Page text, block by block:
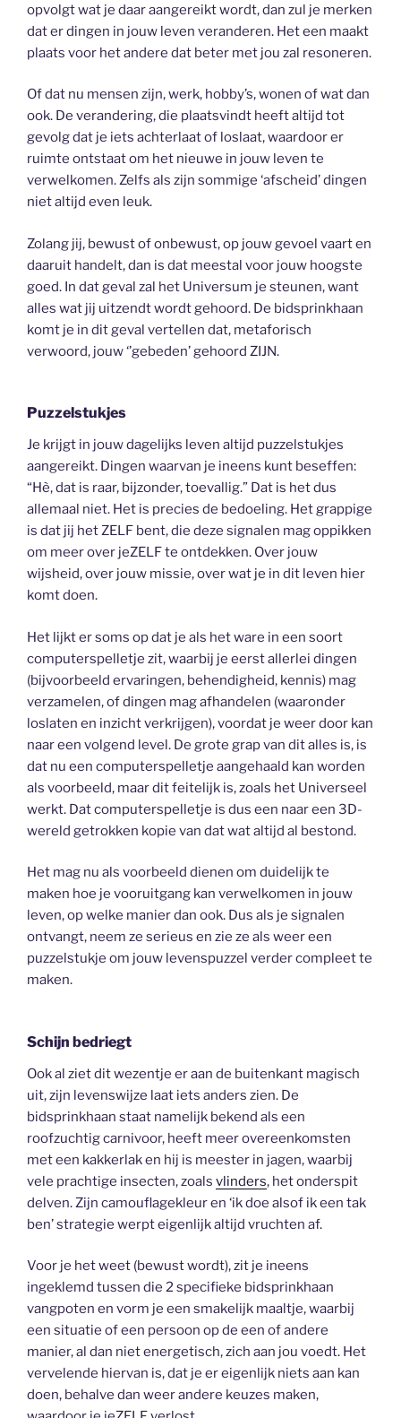
opvolgt wat je daar aangereikt wordt, dan zul je merken
dat er dingen in jouw leven veranderen. Het een maakt
plaats voor het andere dat beter met jou zal resoneren.
Of dat nu mensen zijn, werk, hobby’s, wonen of wat dan
ook. De verandering, die plaatsvindt heeft altijd tot
gevolg dat je iets achterlaat of loslaat, waardoor er
ruimte ontstaat om het nieuwe in jouw leven te
verwelkomen. Zelfs als zijn sommige ‘afscheid’ dingen
niet altijd even leuk.
Zolang jij, bewust of onbewust, op jouw gevoel vaart en
daaruit handelt, dan is dat meestal voor jouw hoogste
goed. In dat geval zal het Universum je steunen, want
alles wat jij uitzendt wordt gehoord. De bidsprinkhaan
komt je in dit geval vertellen dat, metaforisch
verwoord, jouw ‘’gebeden’ gehoord ZIJN.
Puzzelstukjes
Je krijgt in jouw dagelijks leven altijd puzzelstukjes
aangereikt. Dingen waarvan je ineens kunt beseffen:
“Hè, dat is raar, bijzonder, toevallig.” Dat is het dus
allemaal niet. Het is precies de bedoeling. Het grappige
is dat jij het ZELF bent, die deze signalen mag oppikken
om meer over jeZELF te ontdekken. Over jouw
wijsheid, over jouw missie, over wat je in dit leven hier
komt doen.
Het lijkt er soms op dat je als het ware in een soort
computerspelletje zit, waarbij je eerst allerlei dingen
(bijvoorbeeld ervaringen, behendigheid, kennis) mag
verzamelen, of dingen mag afhandelen (waaronder
loslaten en inzicht verkrijgen), voordat je weer door kan
naar een volgend level. De grote grap van dit alles is, is
dat nu een computerspelletje aangehaald kan worden
als voorbeeld, maar dit feitelijk is, zoals het Universeel
werkt. Dat computerspelletje is dus een naar een 3D-
wereld getrokken kopie van dat wat altijd al bestond.
Het mag nu als voorbeeld dienen om duidelijk te
maken hoe je vooruitgang kan verwelkomen in jouw
leven, op welke manier dan ook. Dus als je signalen
ontvangt, neem ze serieus en zie ze als weer een
puzzelstukje om jouw levenspuzzel verder compleet te
maken.
Schijn bedriegt
Ook al ziet dit wezentje er aan de buitenkant magisch
uit, zijn levenswijze laat iets anders zien. De
bidsprinkhaan staat namelijk bekend als een
roofzuchtig carnivoor, heeft meer overeenkomsten
met een kakkerlak en hij is meester in jagen, waarbij
vele prachtige insecten, zoals vlinders, het onderspit
delven. Zijn camouflagekleur en ‘ik doe alsof ik een tak
ben’ strategie werpt eigenlijk altijd vruchten af.
Voor je het weet (bewust wordt), zit je ineens
ingeklemd tussen die 2 specifieke bidsprinkhaan
vangpoten en vorm je een smakelijk maaltje, waarbij
een situatie of een persoon op de een of andere
manier, al dan niet energetisch, zich aan jou voedt. Het
vervelende hiervan is, dat je er eigenlijk niets aan kan
doen, behalve dan weer andere keuzes maken,